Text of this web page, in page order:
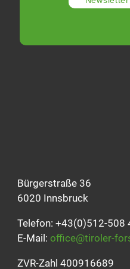
Bürgerstraße 36
6020 Innsbruck
Telefon: +43(0)512-508
E-Mail:office@tiroler-
ZVR-Zahl 400916689